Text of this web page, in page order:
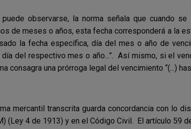
puede observarse, la norma señala que cuando
de meses o años, esta fecha corresponderá a la
la fecha específica, día del mes o año de
día del respectivo mes o año...”. Así mismo, si el
consagra una prórroga legal del vencimiento “(...)
mercantil transcrita guarda concordancia con lo
(Ley 4 de 1913) y en el Código Civil. El artículo 59